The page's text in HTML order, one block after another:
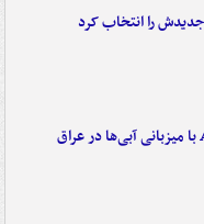
را انتخاب کرد